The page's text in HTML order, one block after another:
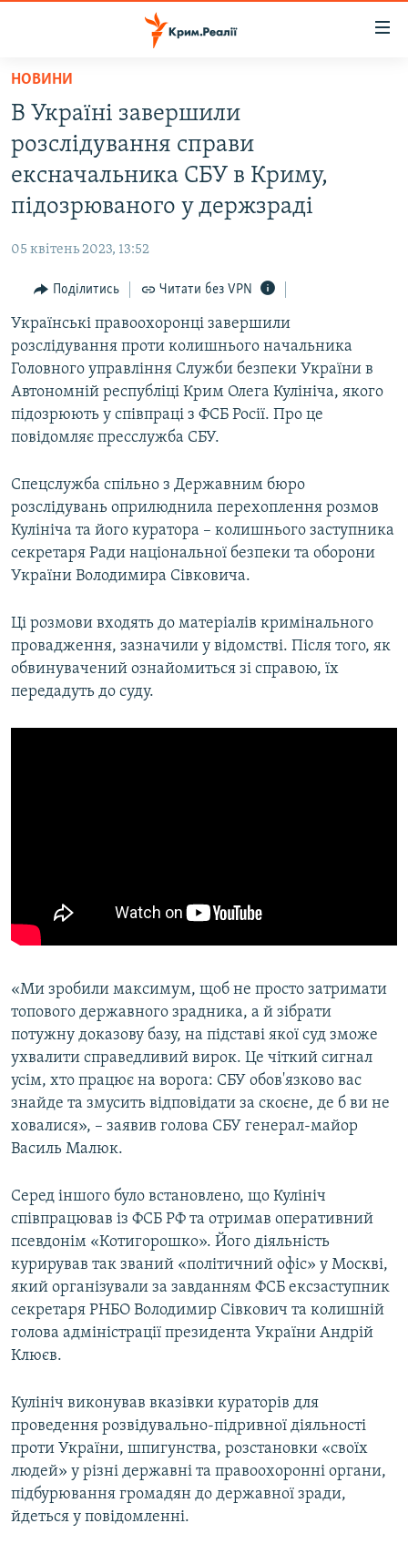
Перейти
основного
матеріалу
Перейти
до
основної
Перейти
пошуку
ВОДА.КРИМ
ВІДЕО ТА ФОТО
ПОЛІТИКА
ІНТЕРВ'Ю
ВСЕ ЗА ДЕНЬ
СПЕЦПРОЕКТИ
ДЕПОРТАЦІЯ
ВІДЕОУРОКИ «ELIFBE»
УКРАЇНСЬКА ПРОБЛЕМА КРИМУ
ІНФОГРАФІКА
ЯК ОБІЙТИ БЛОКУВАННЯ
Русский
Qırımtatar
ДОЛУЧАЙСЯ!
НОВИНИ
В Україні завершили
розслідування справи
ексначальника СБУ в Криму,
підозрюваного у держзраді
05 квітень 2023, 13:52
Поділитись Читати без VPN
Українські правоохоронці завершили
розслідування проти колишнього начальника
Головного управління Служби безпеки України в
Автономній республіці Крим Олега Кулініча, якого
підозрюють у співпраці з ФСБ Росії. Про це
повідомляє пресслужба СБУ.
Спецслужба спільно з Державним бюро
розслідувань оприлюднила перехоплення розмов
Кулініча та його куратора – колишнього заступника
секретаря Ради національної безпеки та оборони
України Володимира Сівковича.
Ці розмови входять до матеріалів кримінального
провадження, зазначили у відомстві. Після того, як
обвинувачений ознайомиться зі справою, їх
передадуть до суду.
«Ми зробили максимум, щоб не просто затримати
топового державного зрадника, а й зібрати
потужну доказову базу, на підставі якої суд зможе
ухвалити справедливий вирок. Це чіткий сигнал
усім, хто працює на ворога: СБУ обов'язково вас
знайде та змусить відповідати за скоєне, де б ви не
ховалися», – заявив голова СБУ генерал-майор
Василь Малюк.
Серед іншого було встановлено, що Кулініч
співпрацював із ФСБ РФ та отримав оперативний
псевдонім «Котигорошко». Його діяльність
курирував так званий «політичний офіс» у Москві,
який організували за завданням ФСБ ексзаступник
секретаря РНБО Володимир Сівкович та колишній
голова адміністрації президента України Андрій
Клюєв.
Кулініч виконував вказівки кураторів для
проведення розвідувально-підривної діяльності
проти України, шпигунства, розстановки «своїх
людей» у різні державні та правоохоронні органи,
підбурювання громадян до державної зради,
йдеться у повідомленні.